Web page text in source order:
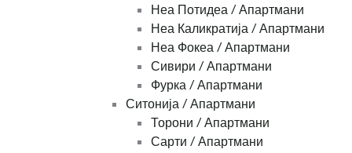
Неа Потидеа / Апартмани
Неа Каликратија / Апартмани
Неа Фокеа / Апартмани
Сивири / Апартмани
Фурка / Апартмани
Ситонија / Апартмани
Торони / Апартмани
Сарти / Апартмани